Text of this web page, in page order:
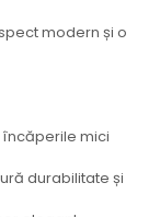
modern și o
mici
durabilitate și